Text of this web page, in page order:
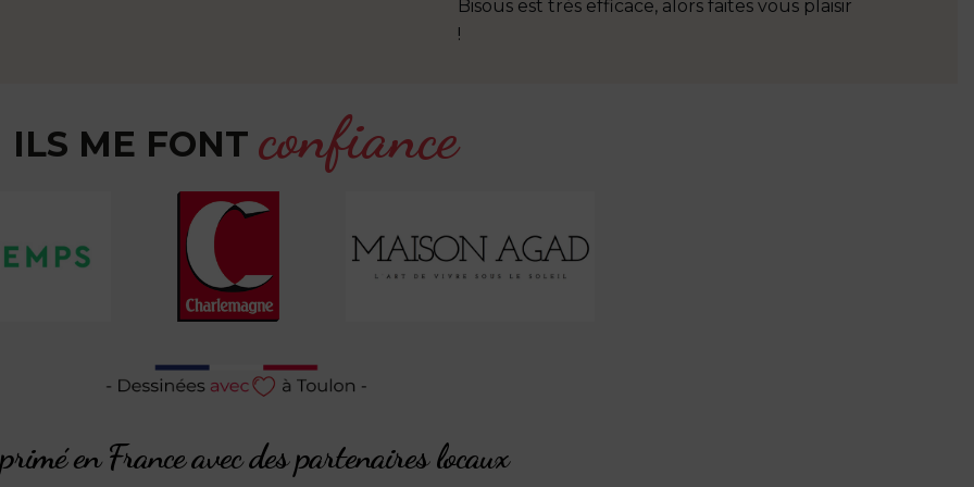
Bisous est très efficace, alors faites vous plaisir
!
ILS ME FONT confiance
en France avec des partenaires locaux